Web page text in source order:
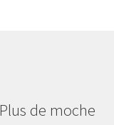
Plus de moche